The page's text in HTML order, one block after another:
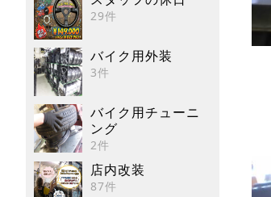
29件
バイク用外装
3件
バイク用チューニ
ング
2件
店内改装
87件